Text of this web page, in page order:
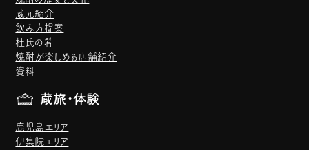
蔵元紹介
飲み方提案
杜氏の肴
焼酎が楽しめる店舗紹介
資料
蔵旅・体験
鹿児島エリア
伊集院エリア